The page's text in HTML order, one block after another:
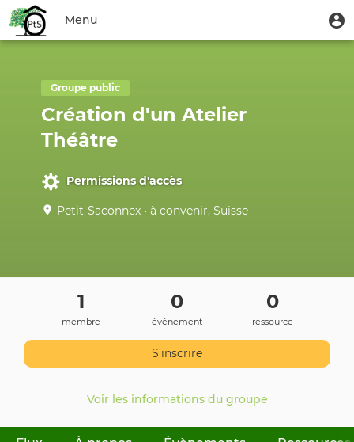
contenu
Menu
du
l'utilisateur
Menu
Toggle
Groupe public
Création d'un Atelier
Théâtre
Permissions d'accès
Petit-Saconnex • à convenir, Suisse
1
membre
0
événement
0
ressource
S'inscrire
Voir les informations du groupe